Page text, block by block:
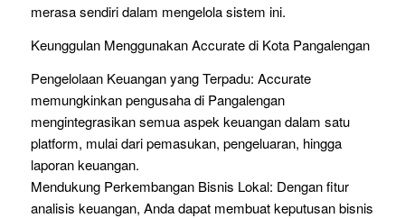
merasa sendiri dalam mengelola sistem ini.
Keunggulan Menggunakan Accurate di Kota Pangalengan
Pengelolaan Keuangan yang Terpadu: Accurate
memungkinkan pengusaha di Pangalengan
mengintegrasikan semua aspek keuangan dalam satu
platform, mulai dari pemasukan, pengeluaran, hingga
laporan keuangan.
Mendukung Perkembangan Bisnis Lokal: Dengan fitur
analisis keuangan, Anda dapat membuat keputusan bisnis